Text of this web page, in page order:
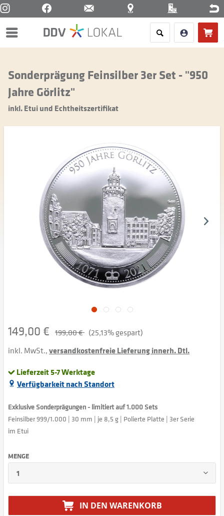
Menü
Sonderprägung Feinsilber 3er Set - "950
Jahre Görlitz"
inkl. Etui und Echtheitszertifikat
149,00 € 199,00 € (25,13% gespart)
inkl. MwSt.,versandkostenfreie Lieferung innerh. Dtl.
Lieferzeit 5-7 Werktage
Verfügbarkeit nach Standort
Exklusive Sonderprägungen - limitiert auf 1.000 Sets
Feinsilber 999/1.000 | 30 mm | je 8,5 g | Polierte Platte | 3er Serie
im Etui
MENGE
IN DEN WARENKORB